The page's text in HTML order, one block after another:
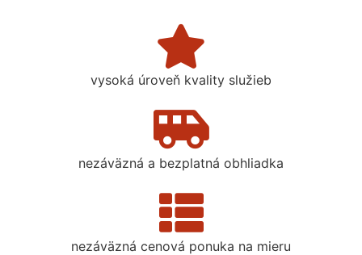
vysoká úroveň kvality služieb
nezáväzná a bezplatná obhliadka
nezáväzná cenová ponuka na mieru